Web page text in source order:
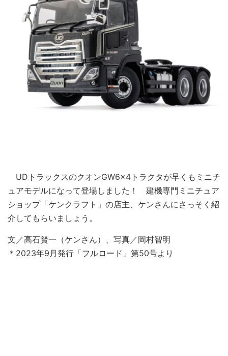
UDトラックスのクオンGW6×4トラクタが早くもミニチ
ュアモデルになって登場しました！ 建機専門ミニチュア
ショップ「ケンクラフト」の店主、ケンさんにさっそく紹
介してもらいましょう。
文／高石賢一（ケンさん）、写真／岡村智明
＊2023年9月発行「フルロード」第50号より